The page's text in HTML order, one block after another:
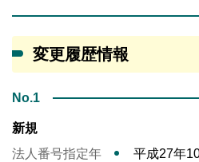
変更履歴情報
No.1
新規
法人番号指定年
平成27年